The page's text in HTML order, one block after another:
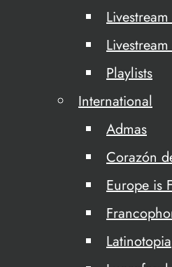
Playlists
International
Admas
Corazón
Europe is
Latinotopia